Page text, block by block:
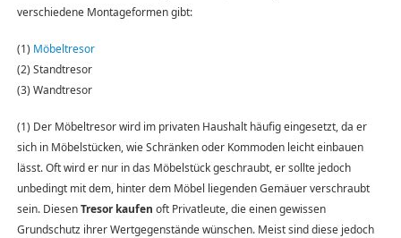
verschiedene Montageformen gibt:
(1) Möbeltresor
(2) Standtresor
(3) Wandtresor
(1) Der Möbeltresor wird im privaten Haushalt häufig eingesetzt, da er
sich in Möbelstücken, wie Schränken oder Kommoden leicht einbauen
lässt. Oft wird er nur in das Möbelstück geschraubt, er sollte jedoch
unbedingt mit dem, hinter dem Möbel liegenden Gemäuer verschraubt
sein. DiesenTresor kaufen oft Privatleute, die einen gewissen
Grundschutz ihrer Wertgegenstände wünschen. Meist sind diese jedoch